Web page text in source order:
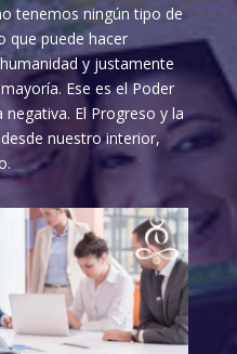
tenemos ningún tipo de
que puede hacer
y justamente
Ese es el Poder
El Progreso y la
nuestro interior,